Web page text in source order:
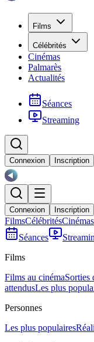
Films
Célébrités
Cinémas
Palmarès
Actualités
Séances
Streaming
Connexion Inscription
Connexion Inscription
FilmsCélébritésCinémas
Séances
Films
Films au cinémaSorties
attendusLes plus
Personnes
Les plus populaires